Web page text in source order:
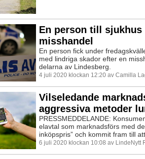
En person till sjukhus
misshandel
En person fick under
med lindriga skador efter en
delarna av Lindesberg.
4 juli 2020 klockan 12:20 av Camilla
Vilseledande
aggressiva metoder
PRESSMEDDELANDE:
elavtal som marknadsförs med
inköpspris” och kommit fram till att
6 juli 2020 klockan 10:08 av LindeNytt